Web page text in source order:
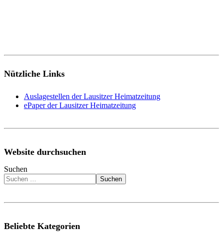
Nützliche Links
Auslagestellen der Lausitzer Heimatzeitung
ePaper der Lausitzer Heimatzeitung
Website durchsuchen
Suchen
Suchen
Beliebte Kategorien